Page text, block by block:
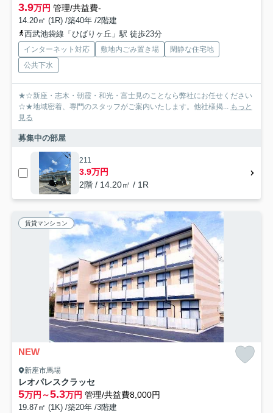
3.9万円 管理/共益費-
14.20㎡ (1R) /築40年 /2階建
西武池袋線「ひばりヶ丘」駅 徒歩23分
インターネット対応 敷地内ごみ置き場
閑静な住宅地
公共下水
★☆新座・志木・朝霞・和光・富士見のことなら弊社にお任せください
☆★地域密着、専門のスタッフがご案内いたします。他社様掲... もっと
見る
募集中の部屋
211
3.9万円
2階 / 14.20㎡ / 1R
賃貸マンション
NEW
新座市馬場
レオパレスクラッセ
5万円～5.3万円 管理/共益費8,000円
19.87㎡ (1K) /築20年 /3階建